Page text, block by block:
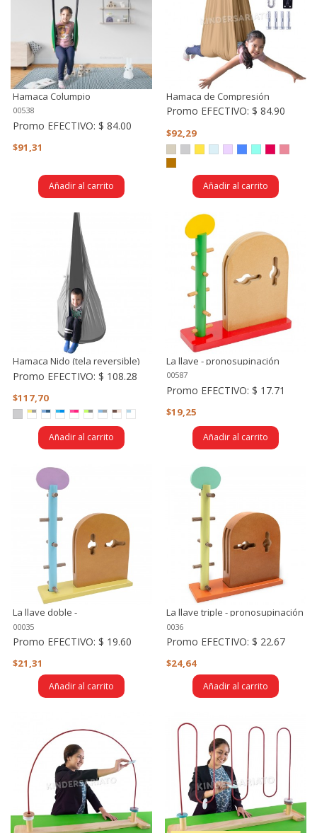
Hamaca Columpio
00538
Promo EFECTIVO: $ 84.00
$91,31
Añadir al carrito
Hamaca de Compresión
Promo EFECTIVO:$ 84.90
$92,29
Añadir al carrito
Hamaca Nido (tela reversible)
Promo EFECTIVO: $ 108.28
$117,70
Añadir al carrito
La llave - pronosupinación
00587
Promo EFECTIVO:$ 17.71
$19,25
Añadir al carrito
La llave doble -
pronosupinación
00035
Promo EFECTIVO: $ 19.60
$21,31
Añadir al carrito
La llave triple - pronosupinación
0036
Promo EFECTIVO:$ 22.67
$24,64
Añadir al carrito